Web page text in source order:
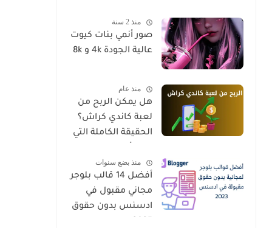
منذ 2 سنة
صور أنمي بنات كيوت
عالية الجودة 4k و 8k
منذ عام
هل يمكن الربح من
لعبة كاندي كراش؟
الحقيقة الكاملة التي
منذ بضع سنوات
أفضل 14 قالب بلوجر
مجاني مقبول في
ادسنس بدون حقوق